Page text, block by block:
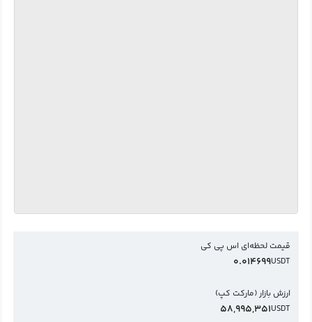
قیمت لحظه‌ای اس پي کي
USDT
0.014699
ارزش بازار (مارکت کپ)
USDT
58,995,351